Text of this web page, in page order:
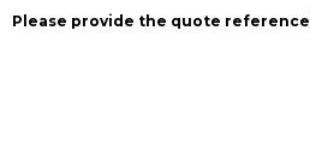
Please provide the quote